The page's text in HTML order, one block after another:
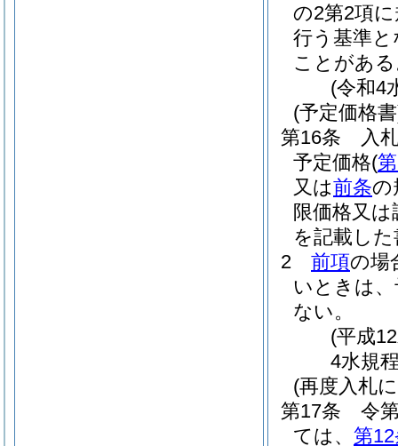
の2第2項
行う基準
ことがあ
(令和4
(予定価格
第16条
入
予定価格(
又は前条の
限価格又
を記載し
2
前項の場
いときは
ない。
(平成
4水規
(再度入札
第17条
令
ては、 第